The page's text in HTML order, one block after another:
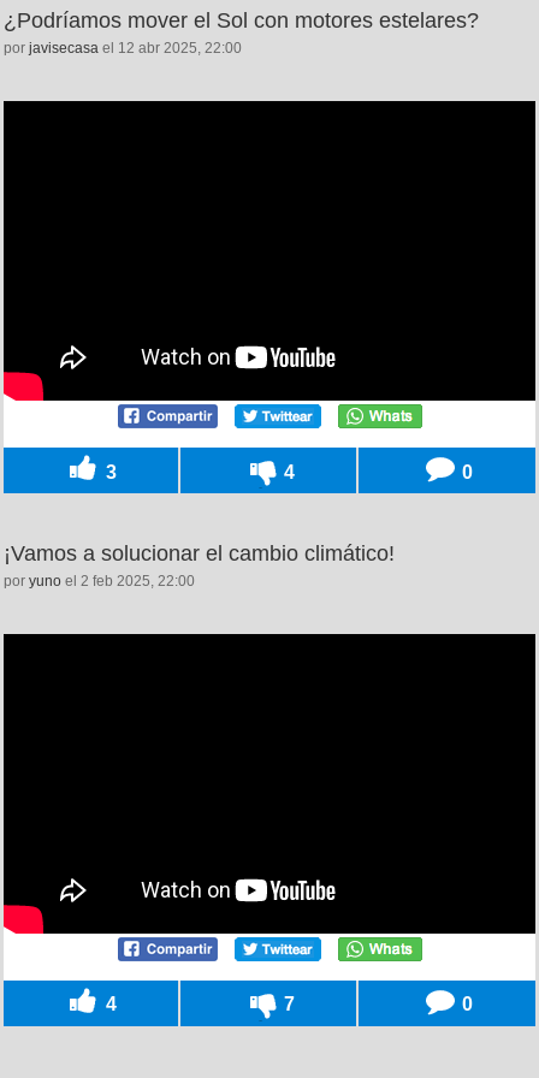
¿Podríamos mover el Sol con motores estelares?
por javisecasa el 12 abr 2025, 22:00
3 4 0
¡Vamos a solucionar el cambio climático!
por yuno el 2 feb 2025, 22:00
4 7 0